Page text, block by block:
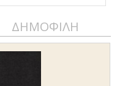
ΔΗΜΟΦΙΛΗ